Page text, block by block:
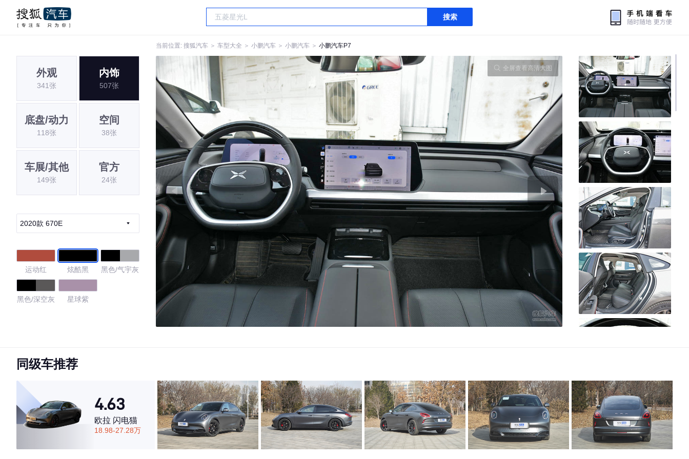
搜索
当前位置: 搜狐汽车 ＞ 车型大全 ＞ 小鹏汽车 ＞ 小鹏汽车 ＞ 小鹏汽车P7
外观
341张
内饰
507张
底盘/动力
118张
空间
38张
车展/其他
149张
官方
24张
2020款 670E
运动红 炫酷黑 黑色/气宇灰
黑色/深空灰 星球紫
·内饰表现较为优秀，优于84%同级车
·空间表现一般，低于65%同级车
全屏查看高清大图
同级车推荐
4.63
欧拉 闪电猫
18.98-27.28万